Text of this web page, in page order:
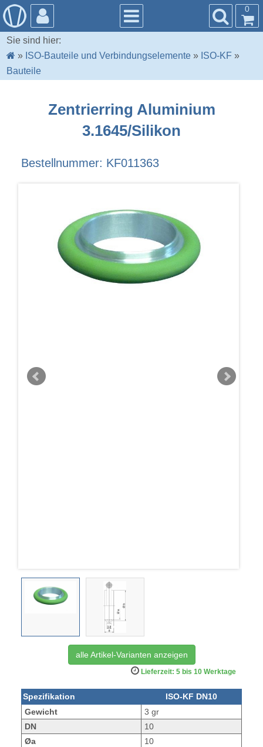
0
Sie sind hier:
» ISO-Bauteile und Verbindungselemente » ISO-KF »
Bauteile
Zentrierring Aluminium
3.1645/Silikon
Bestellnummer: KF011363
alle Artikel-Varianten anzeigen
Lieferzeit: 5 bis 10 Werktage
Spezifikation
ISO-KF DN10
Gewicht
3 gr
DN
10
Øa
10